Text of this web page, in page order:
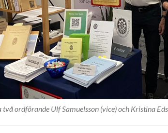
två ordförande Ulf Samuelsson (vice) och Kristina